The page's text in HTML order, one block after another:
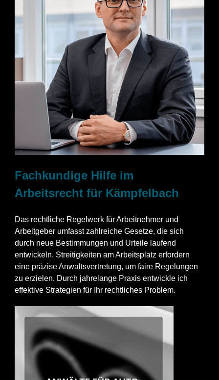
Fachkundige Hilfe im
Arbeitsrecht für Kämpfelbach
Das rechtliche Regelwerk für Arbeitnehmer und
Arbeitgeber umfasst zahlreiche Gesetze, die sich
durch neue Bestimmungen und Urteile laufend
entwickeln. Streitigkeiten am Arbeitsplatz erfordern
eine präzise Anwaltsvertretung, um faire Regelungen
zu erzielen. Durch jahrelange Praxis entwickle ich
effektive Strategien für Ihr rechtliches Problem.